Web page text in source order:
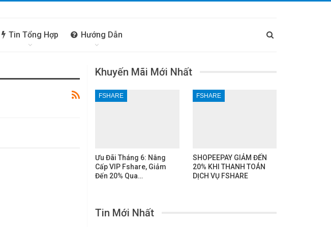
Tin Tổng Hợp Hướng Dẫn
Khuyến Mãi Mới Nhất
FSHARE
Ưu Đãi Tháng 6: Nâng
Cấp VIP Fshare, Giảm
Đến 20% Qua…
FSHARE
SHOPEEPAY GIẢM ĐẾN
20% KHI THANH TOÁN
DỊCH VỤ FSHARE
Tin Mới Nhất